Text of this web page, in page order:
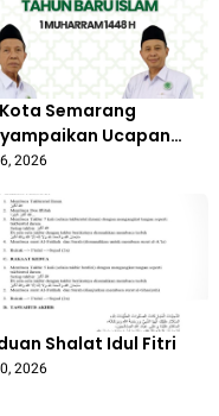
Semarang
Ucapan
Menyambut Tahun
2026
Shalat Idul Fitri
2026